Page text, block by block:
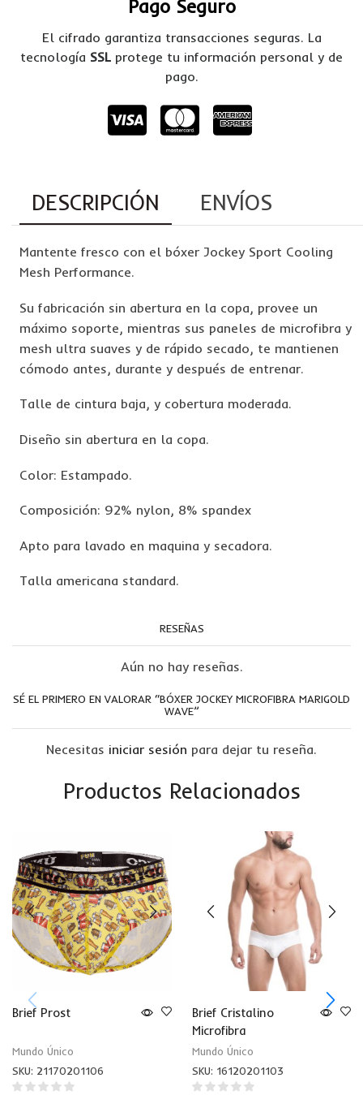
Pago Seguro
El cifrado garantiza transacciones seguras. La
tecnología SSL protege tu información personal y de
pago.
DESCRIPCIÓN ENVÍOS
Mantente fresco con el bóxer Jockey Sport Cooling
Mesh Performance.
Su fabricación sin abertura en la copa, provee un
máximo soporte, mientras sus paneles de microfibra y
mesh ultra suaves y de rápido secado, te mantienen
cómodo antes, durante y después de entrenar.
Talle de cintura baja, y cobertura moderada.
Diseño sin abertura en la copa.
Color: Estampado.
Composición: 92% nylon, 8% spandex
Apto para lavado en maquina y secadora.
Talla americana standard.
RESEÑAS
Aún no hay reseñas.
SÉ EL PRIMERO EN VALORAR “BÓXER JOCKEY MICROFIBRA MARIGOLD
WAVE”
Necesitas iniciar sesión para dejar tu reseña.
Productos Relacionados
Brief Prost
Mundo Único
SKU: 21170201106
Brief Cristalino
Microfibra
Mundo Único
SKU: 16120201103